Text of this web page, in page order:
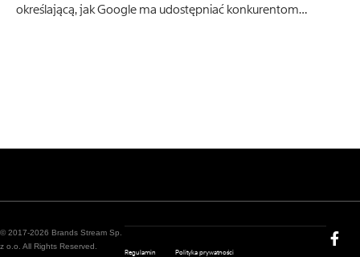
określającą, jak Google ma udostępniać konkurentom…
© 2017-2026 Brands Stream Sp.
z o.o. All Rights Reserved.
Regulamin Polityka prywatności